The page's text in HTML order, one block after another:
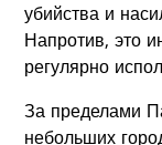
убийства и
Напротив, это
регулярно
За пределами
небольших